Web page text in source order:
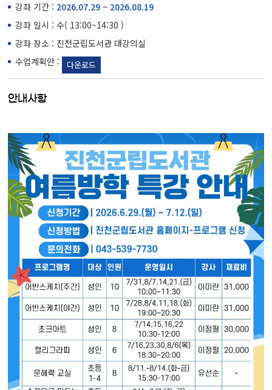
강좌 기간 : 2026.07.29 ~ 2026.08.19
강좌 일시 : 수( 13:00~14:30 )
강좌 장소 : 진천군립도서관 대강의실
수업계획안 :
다운로드
안내사항